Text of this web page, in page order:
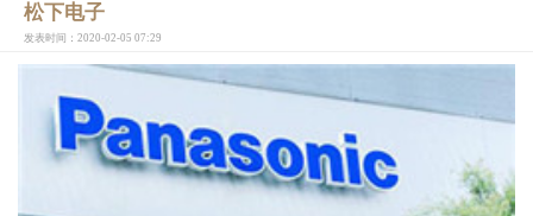
松下电子
发表时间：2020-02-05 07:29